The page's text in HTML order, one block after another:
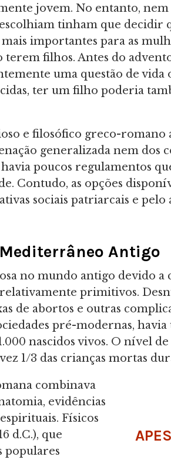
jovem. No entanto,
tinham que decidir
importantes para as
terem filhos. Antes do
uma questão de vida
ter um filho poderia
e filosófico greco-romano
generalizada nem dos
poucos regulamentos
Contudo, as opções
sociais patriarcais e
Antigo
no mundo antigo devido a
primitivos.
de abortos e outras
pré-modernas,
nascidos vivos. O nível
1/3 das crianças mortas
combinava
evidências
Físicos
d.C.), que
populares